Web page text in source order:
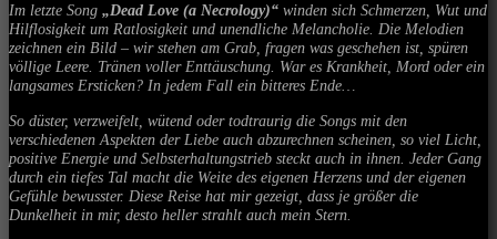
Im letzte Song „Dead Love (a Necrology)“ winden sich Schmerzen, Wut und
Hilflosigkeit um Ratlosigkeit und unendliche Melancholie. Die Melodien
zeichnen ein Bild – wir stehen am Grab, fragen was geschehen ist, spüren
völlige Leere. Tränen voller Enttäuschung. War es Krankheit, Mord oder ein
langsames Ersticken? In jedem Fall ein bitteres Ende…
So düster, verzweifelt, wütend oder todtraurig die Songs mit den
verschiedenen Aspekten der Liebe auch abzurechnen scheinen, so viel Licht,
positive Energie und Selbsterhaltungstrieb steckt auch in ihnen. Jeder Gang
durch ein tiefes Tal macht die Weite des eigenen Herzens und der eigenen
Gefühle bewusster. Diese Reise hat mir gezeigt, dass je größer die
Dunkelheit in mir, desto heller strahlt auch mein Stern.